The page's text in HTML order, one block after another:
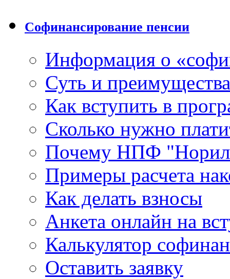
Софинансирование пенсии
Информация о
Суть и
Как вступить в
Сколько нужно
Почему НПФ
Примеры расчета
Как делать взносы
Анкета онлайн на
Калькулятор
Оставить заявку